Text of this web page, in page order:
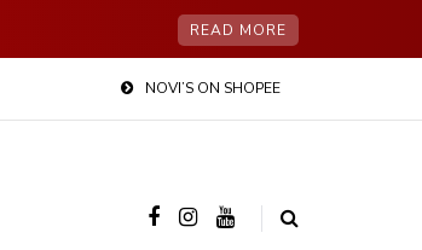
READ MORE
NOVI’S ON SHOPEE